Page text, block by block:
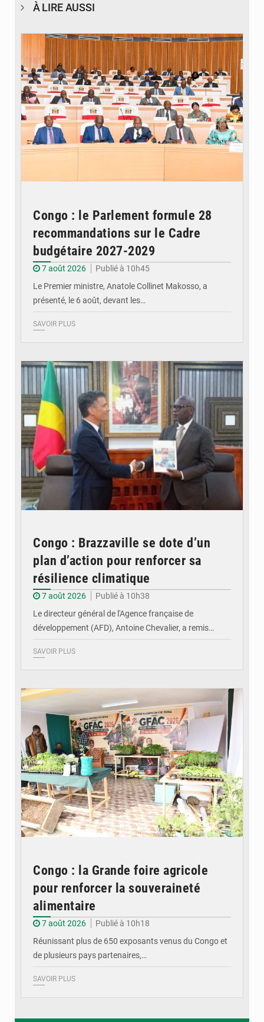
À LIRE AUSSI
Congo : le Parlement formule 28
recommandations sur le Cadre
budgétaire 2027-2029
7 août 2026
Publié à 10h45
Le Premier ministre, Anatole Collinet Makosso, a
présenté, le 6 août, devant les…
SAVOIR PLUS
Congo : Brazzaville se dote d’un
plan d’action pour renforcer sa
résilience climatique
7 août 2026
Publié à 10h38
Le directeur général de l'Agence française de
développement (AFD), Antoine Chevalier, a remis…
SAVOIR PLUS
Congo : la Grande foire agricole
pour renforcer la souveraineté
alimentaire
7 août 2026
Publié à 10h18
Réunissant plus de 650 exposants venus du Congo et
de plusieurs pays partenaires,…
SAVOIR PLUS